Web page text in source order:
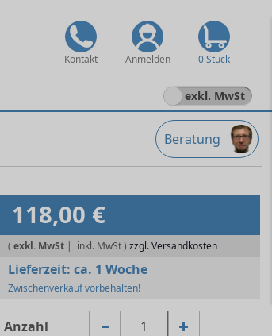
Kontakt Anmelden 0 Stück
exkl. MwSt
Beratung
118,00 €
( exkl. MwSt | zzgl. Versandkosten
Lieferzeit: ca. 1 Woche
Zwischenverkauf vorbehalten!
Anzahl